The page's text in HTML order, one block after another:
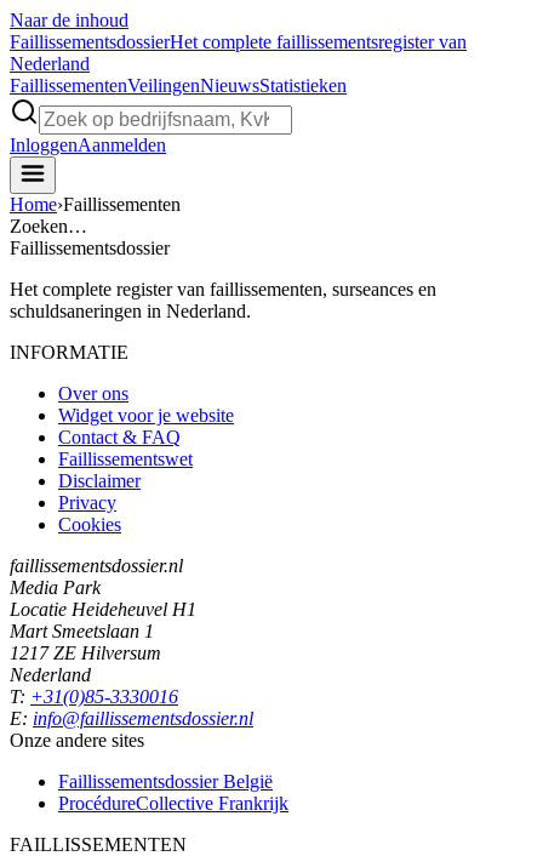
Naar de inhoud
FaillissementsdossierHet complete faillissementsregister van
Nederland
FaillissementenVeilingenNieuwsStatistieken
InloggenAanmelden
Home›Faillissementen
Zoeken…
Faillissementsdossier
Het complete register van faillissementen, surseances en
schuldsaneringen in Nederland.
INFORMATIE
Over ons
Widget voor je website
Contact & FAQ
Faillissementswet
Disclaimer
Privacy
Cookies
faillissementsdossier.nl
Media Park
Locatie Heideheuvel H1
Mart Smeetslaan 1
1217 ZE Hilversum
Nederland
T: +31(0)85-3330016
E: info@faillissementsdossier.nl
Onze andere sites
Faillissementsdossier België
ProcédureCollective Frankrijk
FAILLISSEMENTEN